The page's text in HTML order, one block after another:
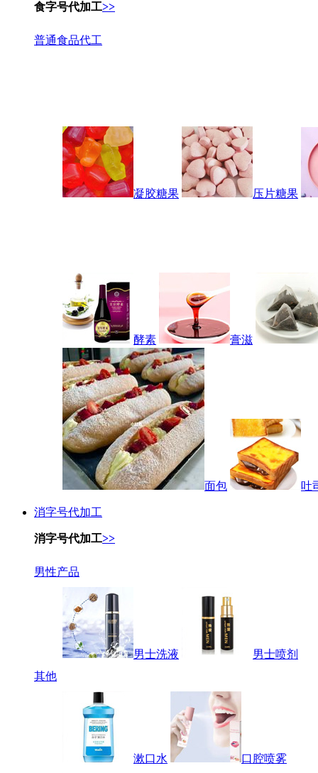
食字号代加工>>
普通食品代工
凝胶糖果 压片糖果
酵素 膏滋
面包 吐
消字号代加工
消字号代加工>>
男性产品
男士洗液
男士喷剂
其他
漱口水
口腔喷雾